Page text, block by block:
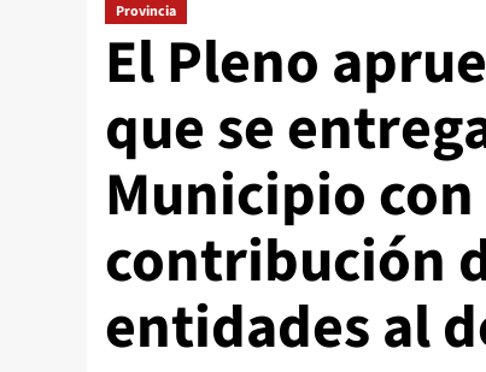
Provincia
El Pleno
que se
Municipio
contribución
entidades al